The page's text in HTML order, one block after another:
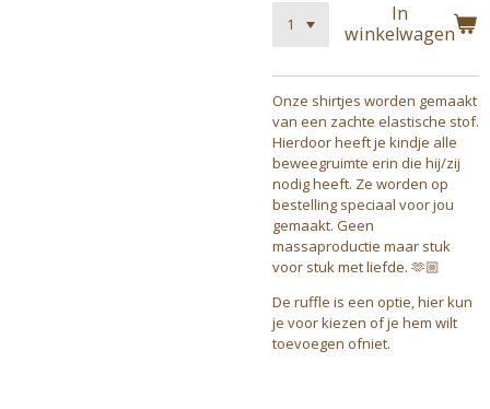
In
winkelwagen
Onze shirtjes worden gemaakt
van een zachte elastische stof.
Hierdoor heeft je kindje alle
beweegruimte erin die hij/zij
nodig heeft. Ze worden op
bestelling speciaal voor jou
gemaakt. Geen
massaproductie maar stuk
voor stuk met liefde. 🫶🏼
De ruffle is een optie, hier kun
je voor kiezen of je hem wilt
toevoegen ofniet.